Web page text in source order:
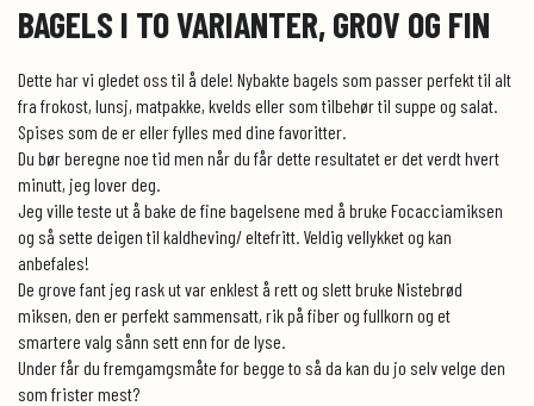
BAGELS I TO VARIANTER, GROV OG FIN
Dette har vi gledet oss til å dele! Nybakte bagels som passer perfekt til alt
fra frokost, lunsj, matpakke, kvelds eller som tilbehør til suppe og salat.
Spises som de er eller fylles med dine favoritter.
Du bør beregne noe tid men når du får dette resultatet er det verdt hvert
minutt, jeg lover deg.
Jeg ville teste ut å bake de fine bagelsene med å bruke Focacciamiksen
og så sette deigen til kaldheving/ eltefritt. Veldig vellykket og kan
anbefales!
De grove fant jeg rask ut var enklest å rett og slett bruke Nistebrød
miksen, den er perfekt sammensatt, rik på fiber og fullkorn og et
smartere valg sånn sett enn for de lyse.
Under får du fremgamgsmåte for begge to så da kan du jo selv velge den
som frister mest?